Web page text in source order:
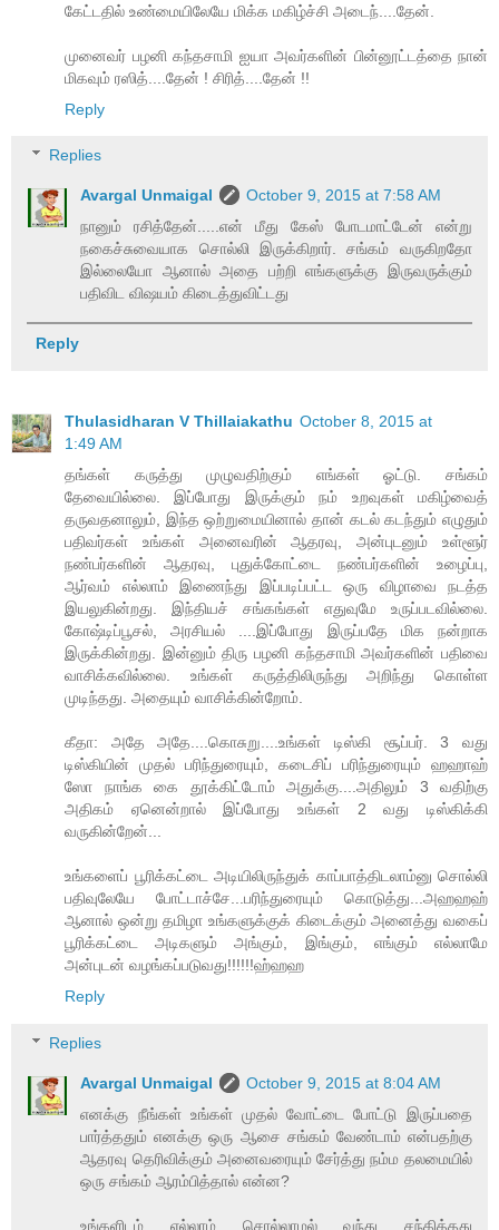
கேட்டதில் உண்மையிலேயே மிக்க மகிழ்ச்சி அடைந்....தேன்.
முனைவர் பழனி கந்தசாமி ஐயா அவர்களின் பின்னூட்டத்தை நான்
மிகவும் ரஸித்....தேன் ! சிரித்....தேன் !!
Reply
Replies
Avargal Unmaigal
October 9, 2015 at 7:58 AM
நானும் ரசித்தேன்.....என் மீது கேஸ் போடமாட்டேன் என்று
நகைச்சுவையாக சொல்லி இருக்கிறார். சங்கம் வருகிறதோ
இல்லையோ ஆனால் அதை பற்றி எங்களுக்கு இருவருக்கும்
பதிவிட விஷயம் கிடைத்துவிட்டது
Reply
Thulasidharan V Thillaiakathu October 8, 2015 at
1:49 AM
தங்கள் கருத்து முழுவதிற்கும் எங்கள் ஓட்டு. சங்கம்
தேவையில்லை. இப்போது இருக்கும் நம் உறவுகள் மகிழ்வைத்
தருவதனாலும், இந்த ஒற்றுமையினால் தான் கடல் கடந்தும் எழுதும்
பதிவர்கள் உங்கள் அனைவரின் ஆதரவு, அன்புடனும் உள்ளூர்
நண்பர்களின் ஆதரவு, புதுக்கோட்டை நண்பர்களின் உழைப்பு,
ஆர்வம் எல்லாம் இணைந்து இப்படிப்பட்ட ஒரு விழாவை நடத்த
இயலுகின்றது. இந்தியச் சங்கங்கள் எதுவுமே உருப்படவில்லை.
கோஷ்டிப்பூசல், அரசியல் ....இப்போது இருப்பதே மிக நன்றாக
இருக்கின்றது. இன்னும் திரு பழனி கந்தசாமி அவர்களின் பதிவை
வாசிக்கவில்லை. உங்கள் கருத்திலிருந்து அறிந்து கொள்ள
முடிந்தது. அதையும் வாசிக்கின்றோம்.
கீதா: அதே அதே....கொசுறு....உங்கள் டிஸ்கி சூப்பர். 3 வது
டிஸ்கியின் முதல் பரிந்துரையும், கடைசிப் பரிந்துரையும் ஹஹாஹ்
ஸோ நாங்க கை தூக்கிட்டோம் அதுக்கு....அதிலும் 3 வதிற்கு
அதிகம் ஏனென்றால் இப்போது உங்கள் 2 வது டிஸ்கிக்கி
வருகின்றேன்...
உங்களைப் பூரிக்கட்டை அடியிலிருந்துக் காப்பாத்திடலாம்னு சொல்லி
பதிவுலேயே போட்டாச்சே...பரிந்துரையும் கொடுத்து...அஹஹஹ்
ஆனால் ஒன்று தமிழா உங்களுக்குக் கிடைக்கும் அனைத்து வகைப்
பூரிக்கட்டை அடிகளும் அங்கும், இங்கும், எங்கும் எல்லாமே
அன்புடன் வழங்கப்படுவது!!!!!!ஹ்ஹஹ
Reply
Replies
Avargal Unmaigal
October 9, 2015 at 8:04 AM
எனக்கு நீங்கள் உங்கள் முதல் வோட்டை போட்டு இருப்பதை
பார்த்ததும் எனக்கு ஒரு ஆசை சங்கம் வேண்டாம் என்பதற்கு
ஆதரவு தெரிவிக்கும் அனைவரையும் சேர்த்து நம்ம தலமையில்
ஒரு சங்கம் ஆரம்பித்தால் என்ன?
உங்களிடம் எல்லாம் சொல்லாமல் வந்து சந்தித்தது